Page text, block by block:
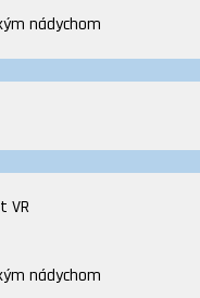
nádychom
VR
nádychom